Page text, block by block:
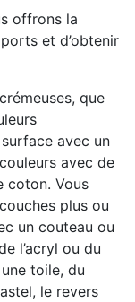
offrons la
et d’obtenir
que
avec un
avec de
coton. Vous
plus ou
un couteau ou
l’acryl ou du
toile, du
le revers